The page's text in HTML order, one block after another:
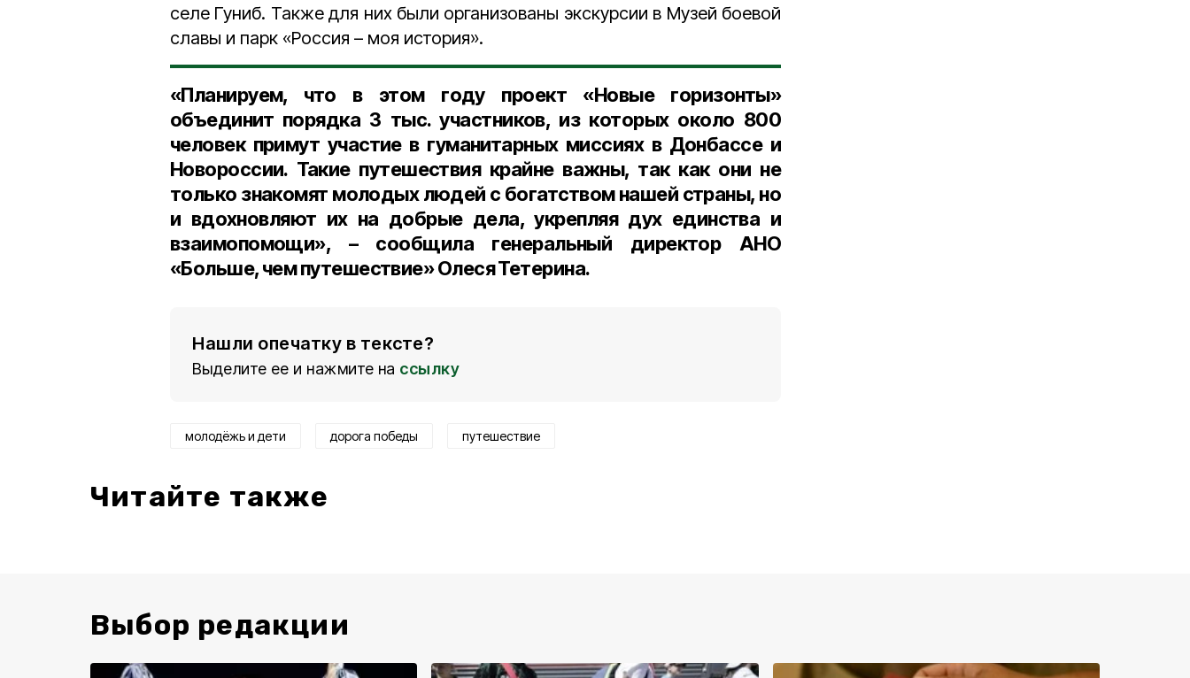
селе Гуниб. Также для них были организованы экскурсии в Музей боевой
славы и парк «Россия – моя история».
«Планируем, что в этом году проект «Новые горизонты»
объединит порядка 3 тыс. участников, из которых около 800
человек примут участие в гуманитарных миссиях в Донбассе и
Новороссии. Такие путешествия крайне важны, так как они не
только знакомят молодых людей с богатством нашей страны, но
и вдохновляют их на добрые дела, укрепляя дух единства и
взаимопомощи», – сообщила генеральный директор АНО
«Больше, чем путешествие» Олеся Тетерина.
Нашли опечатку в тексте?
Выделите ее и нажмите на ссылку
молодёжь и дети дорога победы путешествие
Читайте также
Выбор редакции